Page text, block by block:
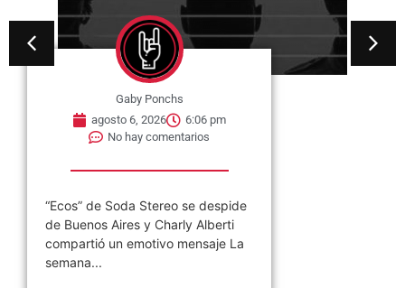
6:06 pm
se despide
Charly Alberti
mensaje La